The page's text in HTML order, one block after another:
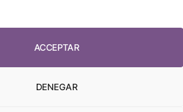
ACCEPTAR
DENEGAR